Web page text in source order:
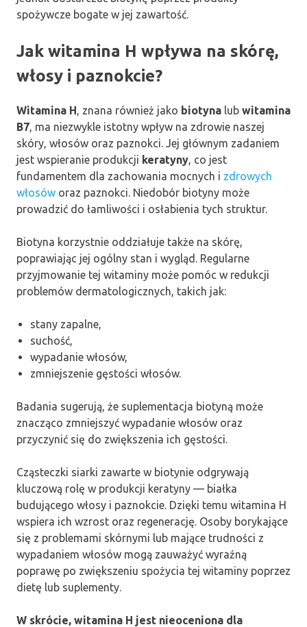
spożywcze bogate w jej zawartość.
Jak witamina H wpływa na skórę,
włosy i paznokcie?
Witamina H, znana również jako biotyna lub witamina
B7, ma niezwykle istotny wpływ na zdrowie naszej
skóry, włosów oraz paznokci. Jej głównym zadaniem
jest wspieranie produkcji keratyny, co jest
fundamentem dla zachowania mocnych i zdrowych
włosów oraz paznokci. Niedobór biotyny może
prowadzić do łamliwości i osłabienia tych struktur.
Biotyna korzystnie oddziałuje także na skórę,
poprawiając jej ogólny stan i wygląd. Regularne
przyjmowanie tej witaminy może pomóc w redukcji
problemów dermatologicznych, takich jak:
stany zapalne,
suchość,
wypadanie włosów,
zmniejszenie gęstości włosów.
Badania sugerują, że suplementacja biotyną może
znacząco zmniejszyć wypadanie włosów oraz
przyczynić się do zwiększenia ich gęstości.
Cząsteczki siarki zawarte w biotynie odgrywają
kluczową rolę w produkcji keratyny — białka
budującego włosy i paznokcie. Dzięki temu witamina H
wspiera ich wzrost oraz regenerację. Osoby borykające
się z problemami skórnymi lub mające trudności z
wypadaniem włosów mogą zauważyć wyraźną
poprawę po zwiększeniu spożycia tej witaminy poprzez
dietę lub suplementy.
W skrócie, witamina H jest nieoceniona dla